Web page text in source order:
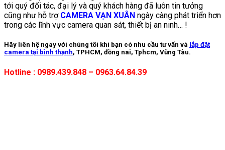
tới quý đối tác, đại lý và quý khách hàng đã luôn tin tưởng
cũng như hỗ trợ CAMERA VẠN XUÂN ngày càng phát triển hơn
trong các lĩnh vực camera quan sát, thiết bị an ninh… !
Hãy liên hệ ngay với chúng tôi khi bạn có nhu cầu tư vấn và lắp đặt
camera tại bình thạnh, TPHCM, đồng nai, Tphcm, Vũng Tàu.
Hotline : 0989.439.848 – 0963.64.84.39